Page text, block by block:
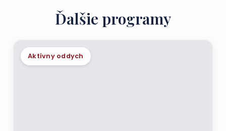
Ďalšie programy
Aktívny oddych